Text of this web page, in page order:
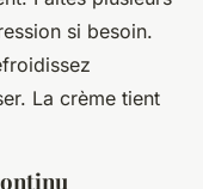
si besoin.
La crème tient